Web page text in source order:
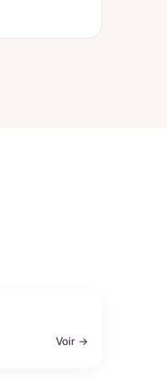
Voir →